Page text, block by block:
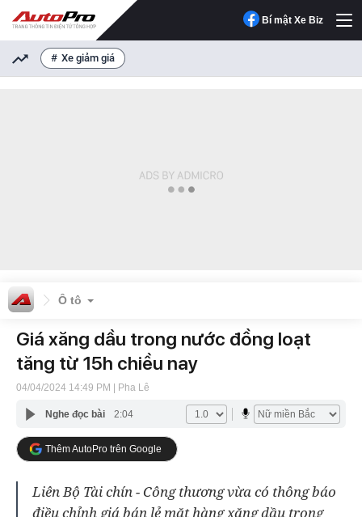
Bí mật Xe Biz
Xe giảm giá
Ô tô
Giá xăng dầu trong nước đồng loạt
tăng từ 15h chiều nay
04/04/2024 14:49 PM | Pha Lê
Nghe đọc bài 2:04
Thêm AutoPro trên Google
Liên Bộ Tài chín - Công thương vừa có thông báo
điều chỉnh giá bán lẻ mặt hàng xăng dầu trong